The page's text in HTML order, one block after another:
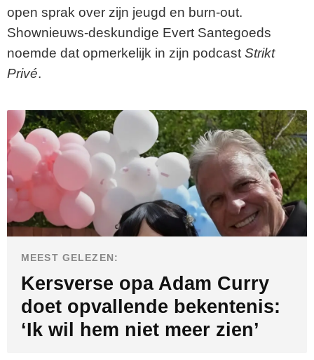
open sprak over zijn jeugd en burn-out.
Shownieuws-deskundige Evert Santegoeds
noemde dat opmerkelijk in zijn podcast Strikt
Privé.
MEEST GELEZEN:
Kersverse opa Adam Curry
doet opvallende bekentenis:
‘Ik wil hem niet meer zien’